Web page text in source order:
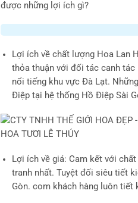
được những lợi ích gì?
Lợi ích về chất lượng Hoa Lan
thỏa thuận với đối tác canh
nổi tiếng khu vực Đà Lạt.
Điệp tại hệ thống Hồ Điệp Sài
Lợi ích về giá: Cam kết với
tranh nhất. Tuyệt đối siêu tiết
Gòn. com khách hàng luôn tiết